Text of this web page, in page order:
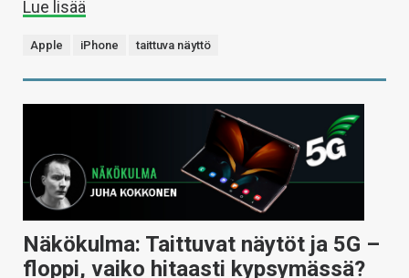
Lue lisää
Apple iPhone taittuva näyttö
Näkökulma: Taittuvat näytöt ja 5G –
floppi, vaiko hitaasti kypsymässä?